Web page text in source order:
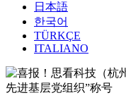
日本語
한국어
TÜRKÇE
ITALIANO